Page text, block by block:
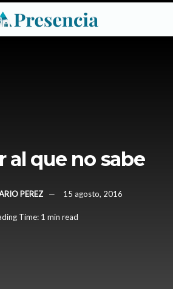
al que no sabe
PEREZ 15 agosto, 2016
Time: 1 min read